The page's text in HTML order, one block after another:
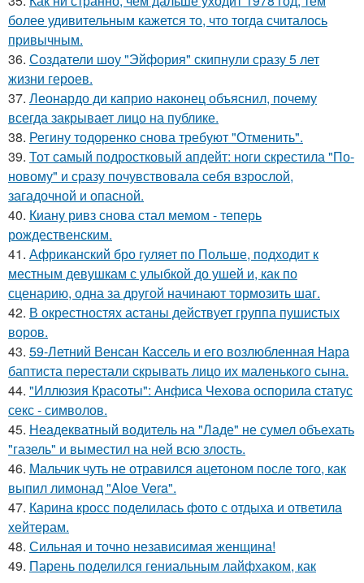
более удивительным кажется то, что тогда считалось
привычным.
36. Создатели шоу "Эйфория" скипнули сразу 5 лет
жизни героев.
37. Леонардо ди каприо наконец объяснил, почему
всегда закрывает лицо на публике.
38. Регину тодоренко снова требуют "Отменить".
39. Тот самый подростковый апдейт: ноги скрестила "По-
новому" и сразу почувствовала себя взрослой,
загадочной и опасной.
40. Киану ривз снова стал мемом - теперь
рождественским.
41. Африканский бро гуляет по Польше, подходит к
местным девушкам с улыбкой до ушей и, как по
сценарию, одна за другой начинают тормозить шаг.
42. В окрестностях астаны действует группа пушистых
воров.
43. 59-Летний Венсан Кассель и его возлюбленная Нара
баптиста перестали скрывать лицо их маленького сына.
44. "Иллюзия Красоты": Анфиса Чехова оспорила статус
секс - символов.
45. Неадекватный водитель на "Ладе" не сумел объехать
"газель" и выместил на ней всю злость.
46. Мальчик чуть не отравился ацетоном после того, как
выпил лимонад "Aloe Vera".
47. Карина кросс поделилась фото с отдыха и ответила
хейтерам.
48. Сильная и точно независимая женщина!
49. Парень поделился гениальным лайфхаком, как